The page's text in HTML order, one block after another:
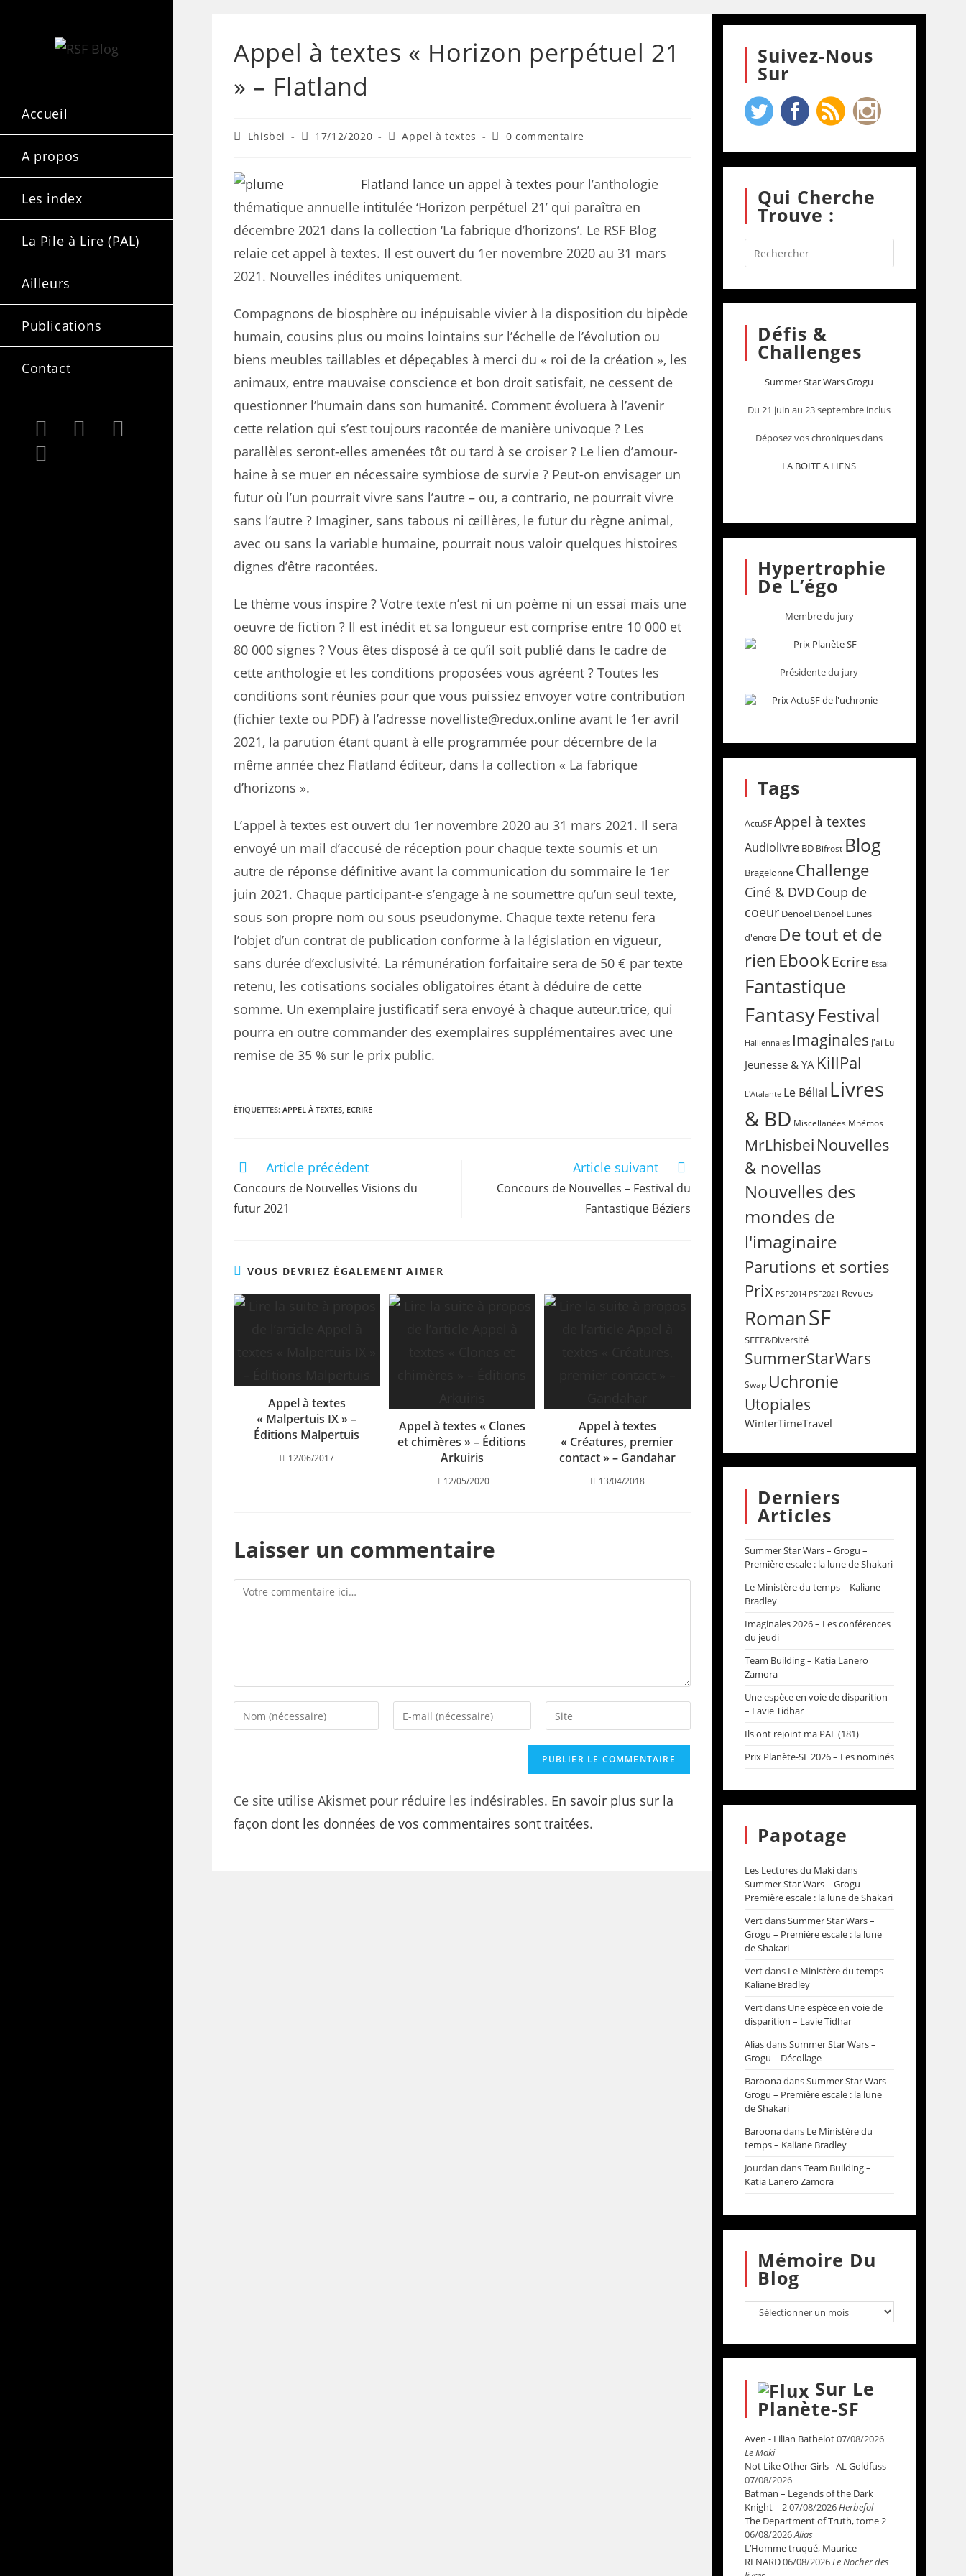
Accueil
A propos
Les index
La Pile à Lire (PAL)
Ailleurs
Publications
Contact
Appel à textes « Horizon perpétuel 21
» – Flatland
Lhisbei 17/12/2020 Appel à textes 0 commentaire
Flatland lance un appel à textes pour l’anthologie
thématique annuelle intitulée ‘Horizon perpétuel 21’ qui paraîtra en
décembre 2021 dans la collection ‘La fabrique d’horizons’. Le RSF Blog
relaie cet appel à textes. Il est ouvert du 1er novembre 2020 au 31 mars
2021. Nouvelles inédites uniquement.
Compagnons de biosphère ou inépuisable vivier à la disposition du bipède
humain, cousins plus ou moins lointains sur l’échelle de l’évolution ou
biens meubles taillables et dépeçables à merci du « roi de la création », les
animaux, entre mauvaise conscience et bon droit satisfait, ne cessent de
questionner l’humain dans son humanité. Comment évoluera à l’avenir
cette relation qui s’est toujours racontée de manière univoque ? Les
parallèles seront-elles amenées tôt ou tard à se croiser ? Le lien d’amour-
haine à se muer en nécessaire symbiose de survie ? Peut-on envisager un
futur où l’un pourrait vivre sans l’autre ­– ou, a contrario, ne pourrait vivre
sans l’autre ? Imaginer, sans tabous ni œillères, le futur du règne animal,
avec ou sans la variable humaine, pourrait nous valoir quelques histoires
dignes d’être racontées.
Le thème vous inspire ? Votre texte n’est ni un poème ni un essai mais une
oeuvre de fiction ? Il est inédit et sa longueur est comprise entre 10 000 et
80 000 signes ? Vous êtes disposé à ce qu’il soit publié dans le cadre de
cette anthologie et les conditions proposées vous agréent ? Toutes les
conditions sont réunies pour que vous puissiez envoyer votre contribution
(fichier texte ou PDF) à l’adresse novelliste@redux.online avant le 1er avril
2021, la parution étant quant à elle programmée pour décembre de la
même année chez Flatland éditeur, dans la collection « La fabrique
d’horizons ».
L’appel à textes est ouvert du 1er novembre 2020 au 31 mars 2021. Il sera
envoyé un mail d’accusé de réception pour chaque texte soumis et un
autre de réponse définitive avant la communication du sommaire le 1er
juin 2021. Chaque participant-e s’engage à ne soumettre qu’un seul texte,
sous son propre nom ou sous pseudonyme. Chaque texte retenu fera
l’objet d’un contrat de publication conforme à la législation en vigueur,
sans durée d’exclusivité. La rémunération forfaitaire sera de 50 € par texte
retenu, les cotisations sociales obligatoires étant à déduire de cette
somme. Un exemplaire justificatif sera envoyé à chaque auteur.trice, qui
pourra en outre commander des exemplaires supplémentaires avec une
remise de 35 % sur le prix public.
ÉTIQUETTES:APPEL À TEXTES, ECRIRE
Article précédent
Concours de Nouvelles Visions du
futur 2021
Article suivant
Concours de Nouvelles – Festival du
Fantastique Béziers
VOUS DEVRIEZ ÉGALEMENT AIMER
Appel à textes
« Malpertuis IX » –
Éditions Malpertuis
12/06/2017
Appel à textes « Clones
et chimères » – Éditions
Arkuiris
12/05/2020
Appel à textes
« Créatures, premier
contact » – Gandahar
13/04/2018
Laisser un commentaire
Ce site utilise Akismet pour réduire les indésirables. En savoir plus sur la
façon dont les données de vos commentaires sont traitées.
Suivez-Nous
Sur
Qui Cherche
Trouve :
Défis &
Challenges
Summer Star Wars Grogu
Du 21 juin au 23 septembre inclus
Déposez vos chroniques dans
LA BOITE A LIENS
Hypertrophie
De L’égo
Membre du jury
Présidente du jury
Tags
ActuSF Appel à textes
Audiolivre BD Bifrost Blog
Bragelonne Challenge
Ciné & DVD Coup de
coeur Denoël Denoël Lunes
d'encre De tout et de
rien EbookEcrire Essai
Fantastique
FantasyFestival
Halliennales Imaginales J'ai Lu
Jeunesse & YA KillPal
L'Atalante Le Bélial Livres
& BD Miscellanées Mnémos
MrLhisbei Nouvelles
& novellas
Nouvelles des
mondes de
l'imaginaire
Parutions et sorties
Prix PSF2014 PSF2021 Revues
RomanSF
SFFF&Diversité
SummerStarWars
Swap Uchronie
Utopiales
WinterTimeTravel
Derniers
Articles
Summer Star Wars – Grogu –
Première escale : la lune de Shakari
Le Ministère du temps – Kaliane
Bradley
Imaginales 2026 – Les conférences
du jeudi
Team Building – Katia Lanero
Zamora
Une espèce en voie de disparition
– Lavie Tidhar
Ils ont rejoint ma PAL (181)
Prix Planète-SF 2026 – Les nominés
Papotage
Les Lectures du Makidans
Summer Star Wars – Grogu –
Première escale : la lune de Shakari
VertdansSummer Star Wars –
Grogu – Première escale : la lune
de Shakari
Vertdans Le Ministère du temps –
Kaliane Bradley
Vertdans Une espèce en voie de
disparition – Lavie Tidhar
AliasdansSummer Star Wars –
Grogu – Décollage
BaroonadansSummer Star Wars –
Grogu – Première escale : la lune
de Shakari
Baroonadans Le Ministère du
temps – Kaliane Bradley
Jourdan dansTeam Building –
Katia Lanero Zamora
Mémoire Du
Blog
Sur Le
Planète-SF
Aven - Lilian Bathelot07/08/2026
Le Maki
Not Like Other Girls - AL Goldfuss
07/08/2026
Batman – Legends of the Dark
Knight – 207/08/2026Herbefol
The Department of Truth, tome 2
06/08/2026Alias
L’Homme truqué, Maurice
RENARD06/08/2026Le Nocher des